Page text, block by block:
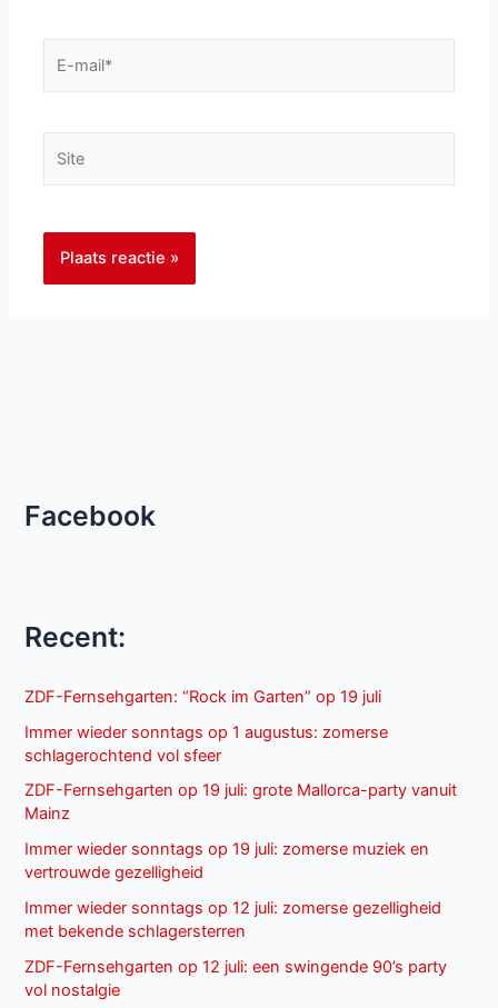
Facebook
Recent:
ZDF-Fernsehgarten: “Rock im Garten” op 19 juli
Immer wieder sonntags op 1 augustus: zomerse
schlagerochtend vol sfeer
ZDF-Fernsehgarten op 19 juli: grote Mallorca-party vanuit
Mainz
Immer wieder sonntags op 19 juli: zomerse muziek en
vertrouwde gezelligheid
Immer wieder sonntags op 12 juli: zomerse gezelligheid
met bekende schlagersterren
ZDF-Fernsehgarten op 12 juli: een swingende 90’s party
vol nostalgie